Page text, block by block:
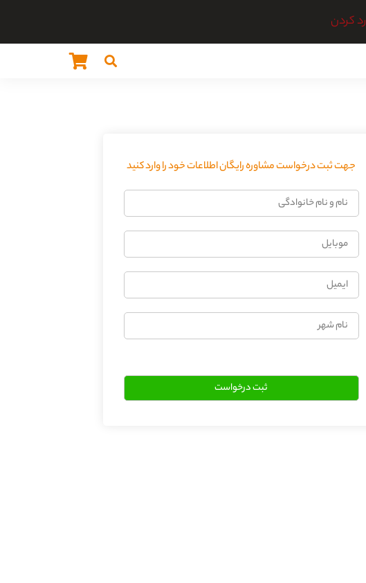
رد کردن
جهت ثبت درخواست مشاوره رایگان اطلاعات خود را وارد کنید
نام
و
نام
خانوادگی
موبایل
ایمیل
نام
شهر